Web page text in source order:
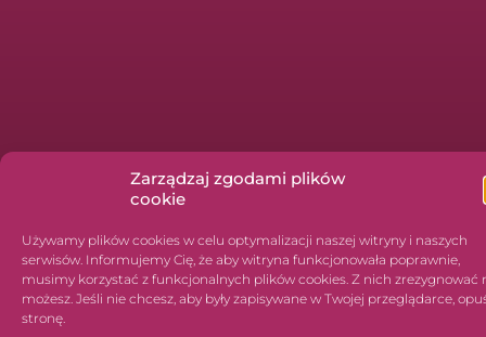
Zarządzaj zgodami plików
cookie
Używamy plików cookies w celu optymalizacji naszej witryny i naszych
serwisów. Informujemy Cię, że aby witryna funkcjonowała poprawnie,
musimy korzystać z funkcjonalnych plików cookies. Z nich zrezygnować
możesz. Jeśli nie chcesz, aby były zapisywane w Twojej przeglądarce,
stronę.
© 2026 Adwokat Agnieszka Wawrzyńczak Łódź